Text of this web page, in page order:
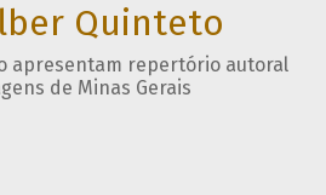
Quinteto
apresentam repertório autoral
de Minas Gerais